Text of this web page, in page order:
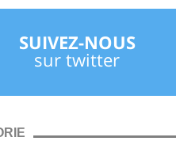
SUIVEZ-NOUS
sur twitter